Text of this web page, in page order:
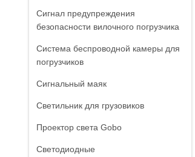
Сигнал предупреждения
безопасности вилочного погрузчика
Система беспроводной камеры для
погрузчиков
Сигнальный маяк
Светильник для грузовиков
Проектор света Gobo
Светодиодные